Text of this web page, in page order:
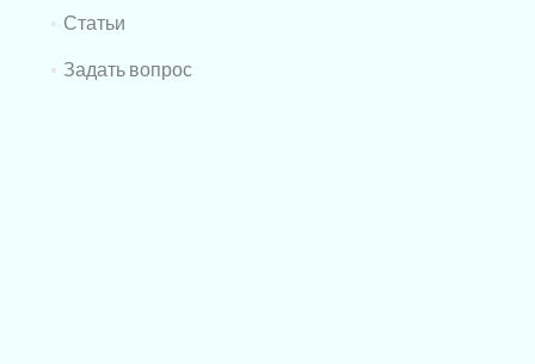
Статьи
Задать вопрос